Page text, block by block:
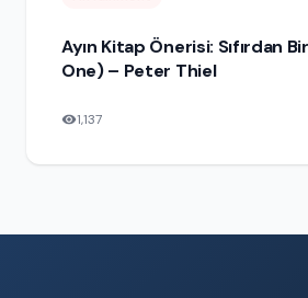
Ayın Kitap Önerisi: Sıfırdan
One) – Peter Thiel
1,137